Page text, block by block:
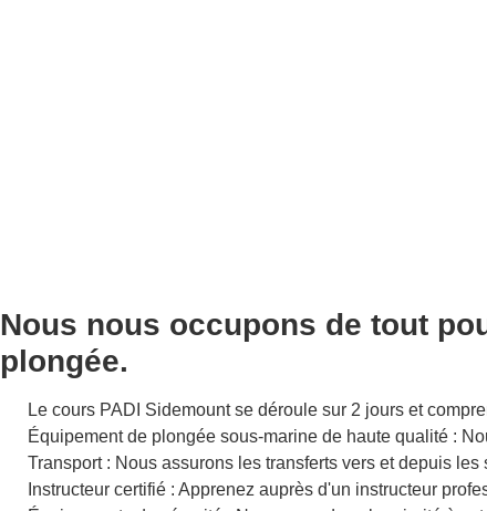
Nous nous occupons de tout
plongée.
Le cours PADI Sidemount se déroule sur 2 jours et
Équipement de plongée sous-marine de haute qualité :
Transport : Nous assurons les transferts vers et depuis les
Instructeur certifié : Apprenez auprès d'un instructeur